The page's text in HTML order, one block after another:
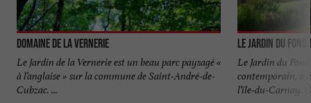
Domaine de la Vernerie
Le Jardin de la Vernerie est un beau parc paysagé «
à l’anglaise » sur la commune de Saint-André-de-
Cubzac. ...
Le Jardin du Fond
Le Jardin du
contemporain, à
l’île-du-Carnay.